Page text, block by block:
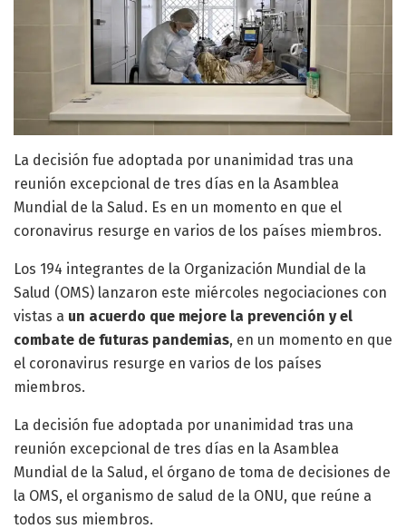
La decisión fue adoptada por unanimidad tras una
reunión excepcional de tres días en la Asamblea
Mundial de la Salud. Es en un momento en que el
coronavirus resurge en varios de los países miembros.
Los 194 integrantes de la Organización Mundial de la
Salud (OMS) lanzaron este miércoles negociaciones con
vistas a un acuerdo que mejore la prevención y el
combate de futuras pandemias, en un momento en que
el coronavirus resurge en varios de los países
miembros.
La decisión fue adoptada por unanimidad tras una
reunión excepcional de tres días en la Asamblea
Mundial de la Salud, el órgano de toma de decisiones de
la OMS, el organismo de salud de la ONU, que reúne a
todos sus miembros.